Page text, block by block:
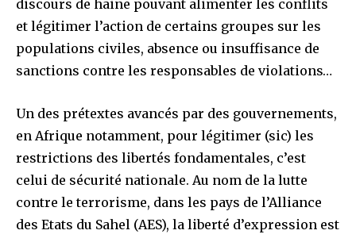
discours de haine pouvant alimenter les conflits
et légitimer l’action de certains groupes sur les
populations civiles, absence ou insuffisance de
sanctions contre les responsables de violations…
Un des prétextes avancés par des gouvernements,
en Afrique notamment, pour légitimer (sic) les
restrictions des libertés fondamentales, c’est
celui de sécurité nationale. Au nom de la lutte
contre le terrorisme, dans les pays de l’Alliance
des Etats du Sahel (AES), la liberté d’expression est